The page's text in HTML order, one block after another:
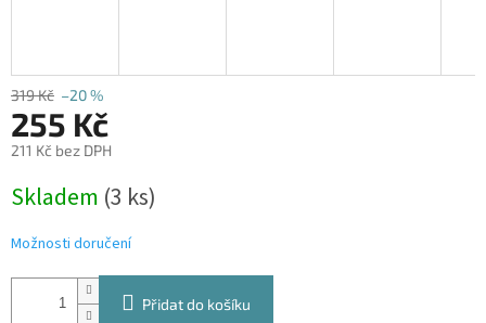
319 Kč –20 %
255 Kč
211 Kč bez DPH
cena:
Skladem (3 ks)
Možnosti doručení
Přidat do košíku